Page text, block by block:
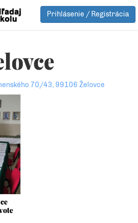
Prihlásenie / Registrácia
70/43, 99106 Želovce